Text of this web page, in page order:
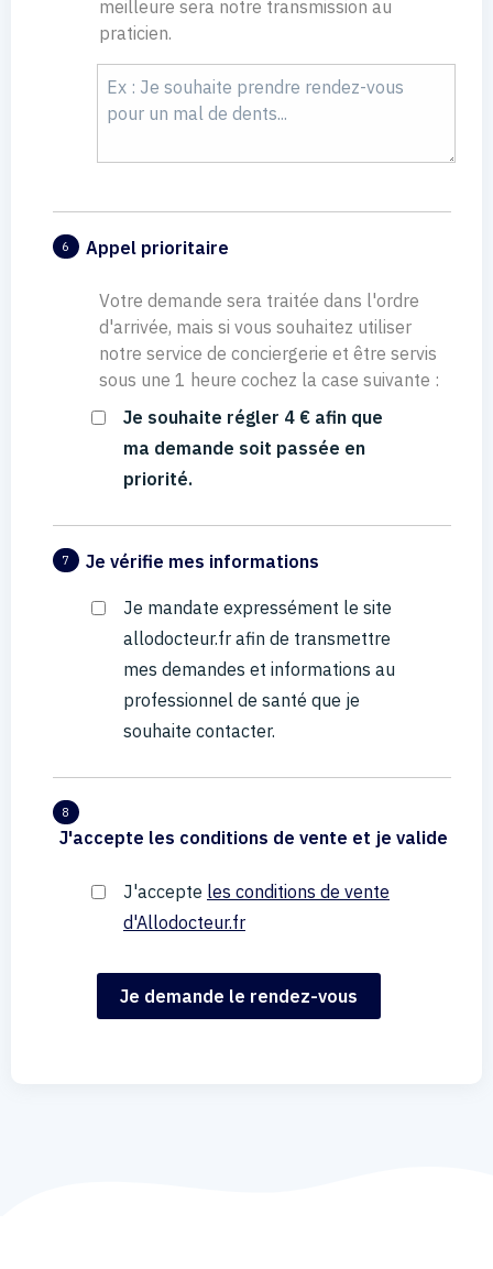
meilleure sera notre transmission au
praticien.
6 Appel prioritaire
Votre demande sera traitée dans l'ordre
d'arrivée, mais si vous souhaitez utiliser
notre service de conciergerie et être servis
sous une 1 heure cochez la case suivante :
Je souhaite régler 4 € afin que
ma demande soit passée en
priorité.
7 Je vérifie mes informations
Je mandate expressément le site
allodocteur.fr afin de transmettre
mes demandes et informations au
professionnel de santé que je
souhaite contacter.
8
J'accepte les conditions de vente et je valide
J'accepte les conditions de vente
d'Allodocteur.fr